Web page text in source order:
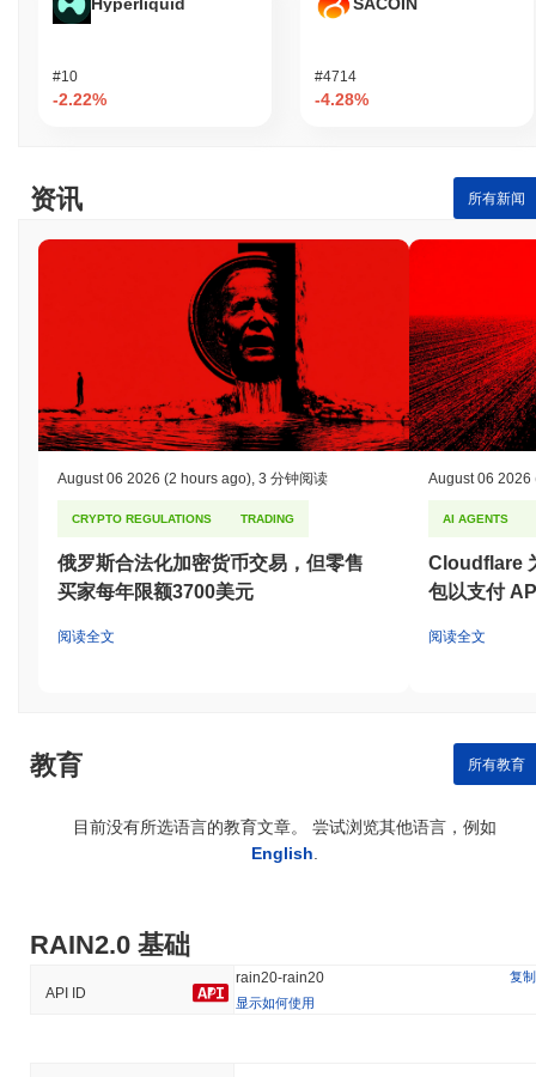
Hyperliquid
#10
-2.22%
SACOIN
#4714
-4.28%
资讯 所有新闻
August 06 2026 (2 hours ago), 3 分钟阅读
CRYPTO REGULATIONS TRADING
俄罗斯合法化加密货币交易，但零售
买家每年限额3700美元
阅读全文
August 06 2026
AI AGENTS
Cloudflare
包以支付
阅读全文
教育 所有教育
目前没有所选语言的教育文章。 尝试浏览其他语言，例如
English.
RAIN2.0 基础
API ID
rain20-rain20
复制
显示如何使用